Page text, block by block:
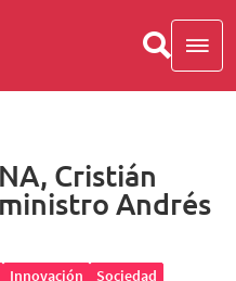
Cristián
Andrés
Innovación Sociedad